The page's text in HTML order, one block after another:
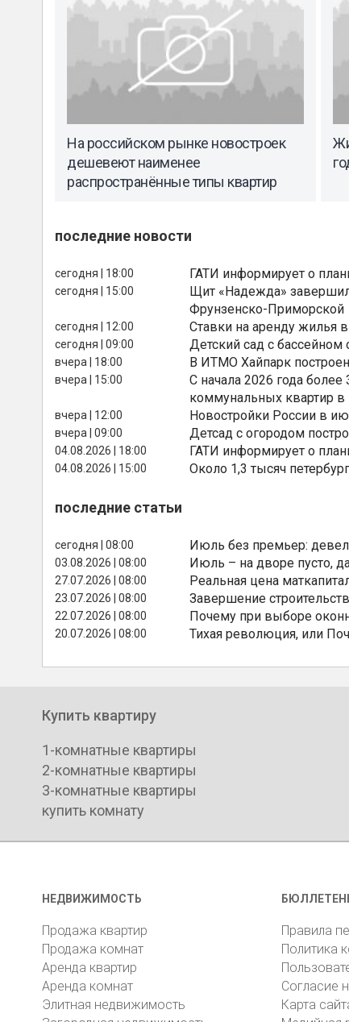
На российском рынке новостроек
дешевеют наименее
распространённые типы квартир
последние новости
сегодня | 18:00 ГАТИ информирует о
сегодня | 15:00
Щит «Надежда» завершил
Фрунзенско-Приморской
сегодня | 12:00 Ставки на аренду жилья
сегодня | 09:00 Детский сад с бассейном
вчера | 18:00 В ИТМО Хайпарк
вчера | 15:00
С начала 2026 года
коммунальных квартир в
вчера | 12:00 Новостройки России в
вчера | 09:00 Детсад с огородом
04.08.2026 | 18:00 ГАТИ информирует о
04.08.2026 | 15:00 Около 1,3 тысяч
последние статьи
сегодня | 08:00 Июль без премьер:
03.08.2026 | 08:00 Июль – на дворе пусто,
27.07.2026 | 08:00 Реальная цена
23.07.2026 | 08:00 Завершение
22.07.2026 | 08:00 Почему при выборе
20.07.2026 | 08:00 Тихая революция, или
Купить квартиру
1-комнатные квартиры
2-комнатные квартиры
3-комнатные квартиры
купить комнату
НЕДВИЖИМОСТЬ
Продажа квартир
Продажа комнат
Аренда квартир
Аренда комнат
Элитная недвижимость
Правила
Политика
Согласие
Карта